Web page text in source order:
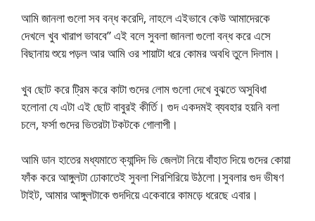
আমি জানলা গুলো সব বন্ধ করেদি, নাহলে এইভাবে কেউ আমাদেরকে
দেখলে খুব খারাপ ভাববে” এই বলে সুবলা জানলা গুলো বন্ধ করে এসে
বিছানায় শুয়ে পড়ল আর আমি ওর শায়াটা ধরে কোমর অবধি তুলে দিলাম।
খুব ছোট করে ট্রিম করে কাটা গুদের লোম গুলো দেখে বুঝতে অসুবিধা
হলোনা যে এটা এই ছোট বাবুরই কীর্তি। গুদ একদমই ব্যবহার হয়নি বলা
চলে, ফর্সা গুদের ভিতরটা টকটকে গোলাপী।
আমি ডান হাতের মধ্যমাতে ক্যান্দিদ ভি জেলটা নিয়ে বাঁহাত দিয়ে গুদের কোয়া
ফাঁক করে আঙ্গুলটা ঢোকাতেই সুবলা শিরশিরিয়ে উঠলো।সুবলার গুদ ভীষণ
টাইট, আমার আঙ্গুলটাকে গুদদিয়ে একেবারে কামড়ে ধরেছে এবার।